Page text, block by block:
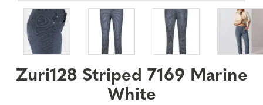
Zuri128 Striped 7169 Marine
White